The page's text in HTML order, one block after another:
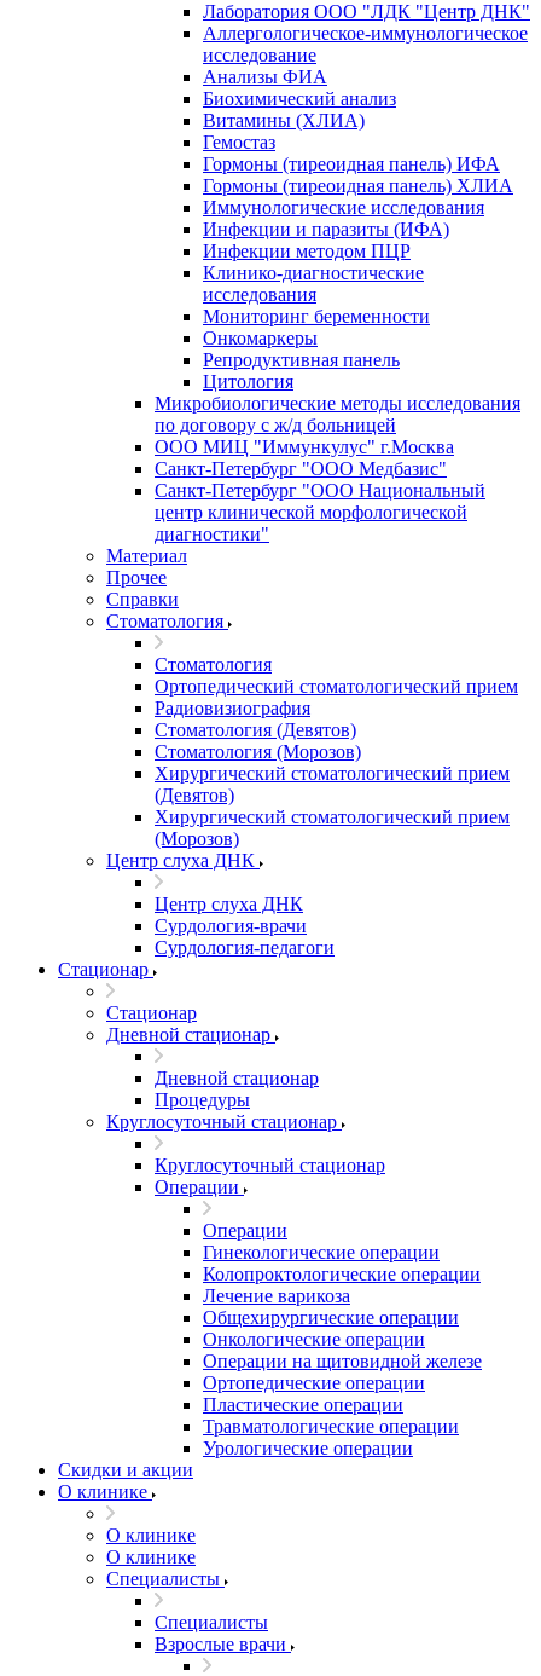
Лаборатория ООО "ЛДК "Центр ДНК"
Аллергологическое-иммунологическое
исследование
Анализы ФИА
Биохимический анализ
Витамины (ХЛИА)
Гемостаз
Гормоны (тиреоидная панель) ИФА
Гормоны (тиреоидная панель) ХЛИА
Иммунологические исследования
Инфекции и паразиты (ИФА)
Инфекции методом ПЦР
Клинико-диагностические
исследования
Мониторинг беременности
Онкомаркеры
Репродуктивная панель
Цитология
Микробиологические методы исследования
по договору с ж/д больницей
ООО МИЦ "Иммункулус" г.Москва
Санкт-Петербург "ООО Медбазис"
Санкт-Петербург "ООО Национальный
центр клинической морфологической
диагностики"
Материал
Прочее
Справки
Стоматология
Стоматология
Ортопедический стоматологический прием
Радиовизиография
Стоматология (Девятов)
Стоматология (Морозов)
Хирургический стоматологический прием
(Девятов)
Хирургический стоматологический прием
(Морозов)
Центр слуха ДНК
Центр слуха ДНК
Сурдология-врачи
Сурдология-педагоги
Стационар
Стационар
Дневной стационар
Дневной стационар
Процедуры
Круглосуточный стационар
Круглосуточный стационар
Операции
Операции
Гинекологические операции
Колопроктологические операции
Лечение варикоза
Общехирургические операции
Онкологические операции
Операции на щитовидной железе
Ортопедические операции
Пластические операции
Травматологические операции
Урологические операции
Скидки и акции
О клинике
О клинике
О клинике
Специалисты
Специалисты
Взрослые врачи